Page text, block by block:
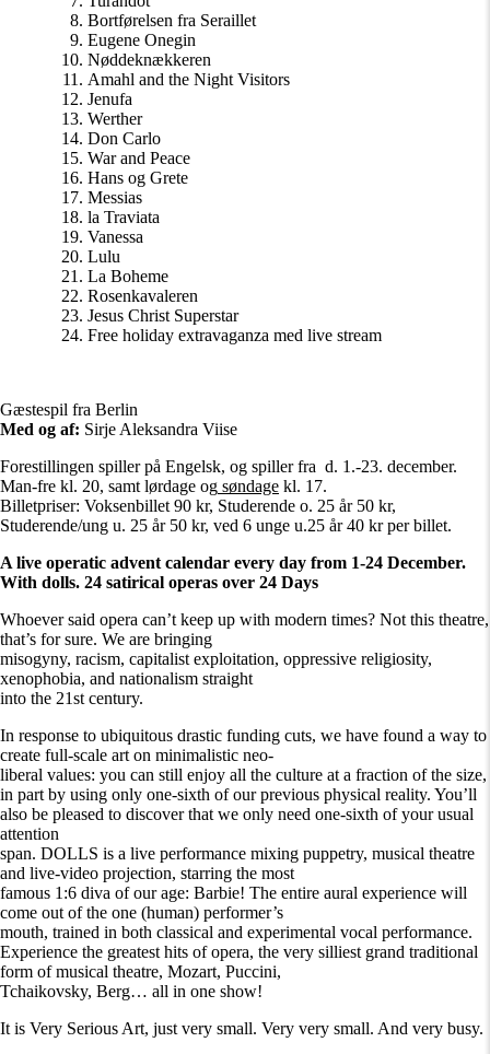
Bortførelsen fra Seraillet
Eugene Onegin
Nøddeknækkeren
Amahl and the Night Visitors
Jenufa
Werther
Don Carlo
War and Peace
Hans og Grete
Messias
la Traviata
Vanessa
Lulu
La Boheme
Rosenkavaleren
Jesus Christ Superstar
Free holiday extravaganza med live stream
Gæstespil fra Berlin
Med og af: Sirje Aleksandra Viise
Forestillingen spiller på Engelsk, og spiller fra d. 1.-23. december.
Man-fre kl. 20, samt lørdage og søndage kl. 17.
Billetpriser: Voksenbillet 90 kr, Studerende o. 25 år 50 kr,
Studerende/ung u. 25 år 50 kr, ved 6 unge u.25 år 40 kr per billet.
A live operatic advent calendar every day from 1-24 December.
With dolls. 24 satirical operas over 24 Days
Whoever said opera can’t keep up with modern times? Not this theatre,
that’s for sure. We are bringing
misogyny, racism, capitalist exploitation, oppressive religiosity,
xenophobia, and nationalism straight
into the 21st century.
In response to ubiquitous drastic funding cuts, we have found a way to
create full-scale art on minimalistic neo-
liberal values: you can still enjoy all the culture at a fraction of the size,
in part by using only one-sixth of our previous physical reality. You’ll
also be pleased to discover that we only need one-sixth of your usual
attention
span. DOLLS is a live performance mixing puppetry, musical theatre
and live-video projection, starring the most
famous 1:6 diva of our age: Barbie! The entire aural experience will
come out of the one (human) performer’s
mouth, trained in both classical and experimental vocal performance.
Experience the greatest hits of opera, the very silliest grand traditional
form of musical theatre, Mozart, Puccini,
Tchaikovsky, Berg… all in one show!
It is Very Serious Art, just very small. Very very small. And very busy.